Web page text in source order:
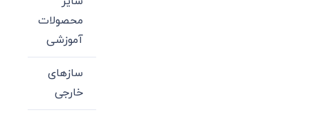
محصولات
آموزشی
سازهای
خارجی